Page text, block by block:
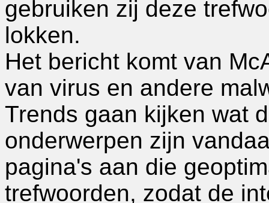
gebruiken zij deze
lokken.
Het bericht komt van
van virus en andere
Trends gaan kijken wat
onderwerpen zijn
pagina's aan die
trefwoorden, zodat de